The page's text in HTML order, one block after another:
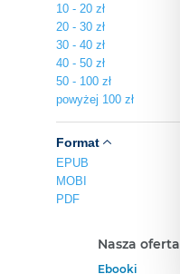
10 - 20 zł
20 - 30 zł
30 - 40 zł
40 - 50 zł
50 - 100 zł
powyżej 100 zł
Format
EPUB
MOBI
PDF
Nasza oferta
Ebooki